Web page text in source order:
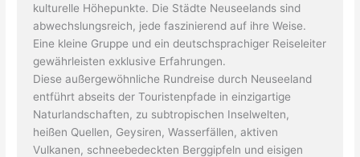
kulturelle Höhepunkte. Die Städte Neuseelands sind
abwechslungsreich, jede faszinierend auf ihre Weise.
Eine kleine Gruppe und ein deutschsprachiger Reiseleiter
gewährleisten exklusive Erfahrungen.
Diese außergewöhnliche Rundreise durch Neuseeland
entführt abseits der Touristenpfade in einzigartige
Naturlandschaften, zu subtropischen Inselwelten,
heißen Quellen, Geysiren, Wasserfällen, aktiven
Vulkanen, schneebedeckten Berggipfeln und eisigen